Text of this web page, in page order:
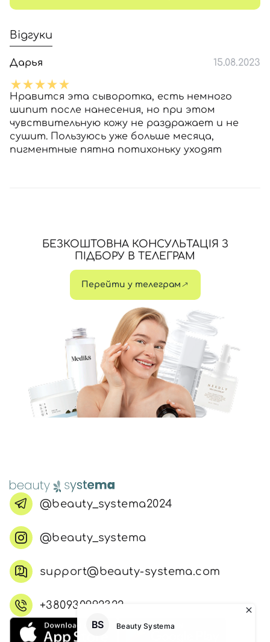
Відгуки
Дарья 15.08.2023
Нравится эта сыворотка, есть немного
шипит после нанесения, но при этом
чувствительную кожу не раздражает и не
сушит. Пользуюсь уже больше месяца,
пигментные пятна потихоньку уходят
БЕЗКОШТОВНА КОНСУЛЬТАЦІЯ З
ПІДБОРУ В ТЕЛЕГРАМ
Перейти у телеграм
@beauty_systema2024
@beauty_systema
support@beauty-systema.com
+380930992322